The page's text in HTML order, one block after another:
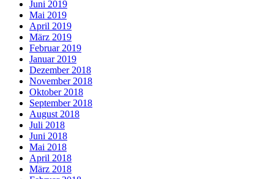
Juni 2019
Mai 2019
April 2019
März 2019
Februar 2019
Januar 2019
Dezember 2018
November 2018
Oktober 2018
September 2018
August 2018
Juli 2018
Juni 2018
Mai 2018
April 2018
März 2018